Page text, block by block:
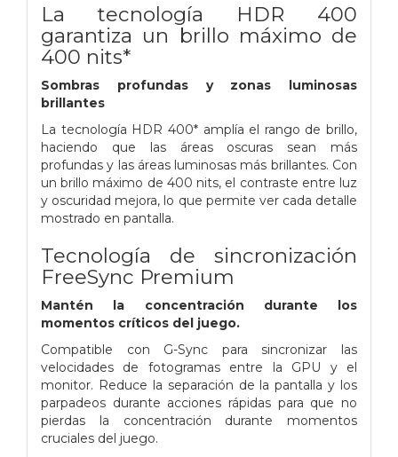
La tecnología HDR 400
garantiza un brillo máximo de
400 nits*
Sombras profundas y zonas luminosas
brillantes
La tecnología HDR 400* amplía el rango de brillo,
haciendo que las áreas oscuras sean más
profundas y las áreas luminosas más brillantes. Con
un brillo máximo de 400 nits, el contraste entre luz
y oscuridad mejora, lo que permite ver cada detalle
mostrado en pantalla.
Tecnología de sincronización
FreeSync Premium
Mantén la concentración durante los
momentos críticos del juego.
Compatible con G-Sync para sincronizar las
velocidades de fotogramas entre la GPU y el
monitor. Reduce la separación de la pantalla y los
parpadeos durante acciones rápidas para que no
pierdas la concentración durante momentos
cruciales del juego.